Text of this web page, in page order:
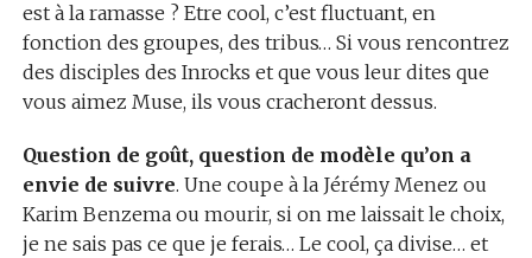
est à la ramasse ? Etre cool, c’est fluctuant, en
fonction des groupes, des tribus… Si vous rencontrez
des disciples des Inrocks et que vous leur dites que
vous aimez Muse, ils vous cracheront dessus.
Question de goût, question de modèle qu’on a
envie de suivre. Une coupe à la Jérémy Menez ou
Karim Benzema ou mourir, si on me laissait le choix,
je ne sais pas ce que je ferais… Le cool, ça divise… et